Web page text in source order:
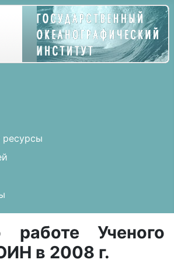
Ученого
в 2008 г.